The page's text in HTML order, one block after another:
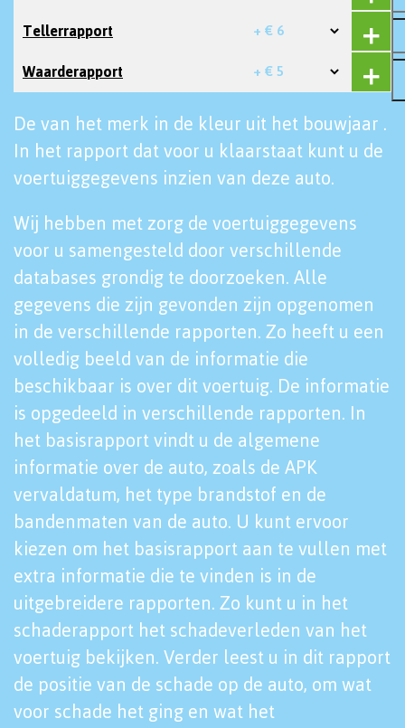
Tellerrapport + € 6
Waarderapport + € 5
De van het merk in de kleur uit het bouwjaar .
In het rapport dat voor u klaarstaat kunt u de
voertuiggegevens inzien van deze auto.
Wij hebben met zorg de voertuiggegevens
voor u samengesteld door verschillende
databases grondig te doorzoeken. Alle
gegevens die zijn gevonden zijn opgenomen
in de verschillende rapporten. Zo heeft u een
volledig beeld van de informatie die
beschikbaar is over dit voertuig. De informatie
is opgedeeld in verschillende rapporten. In
het basisrapport vindt u de algemene
informatie over de auto, zoals de APK
vervaldatum, het type brandstof en de
bandenmaten van de auto. U kunt ervoor
kiezen om het basisrapport aan te vullen met
extra informatie die te vinden is in de
uitgebreidere rapporten. Zo kunt u in het
schaderapport het schadeverleden van het
voertuig bekijken. Verder leest u in dit rapport
de positie van de schade op de auto, om wat
voor schade het ging en wat het